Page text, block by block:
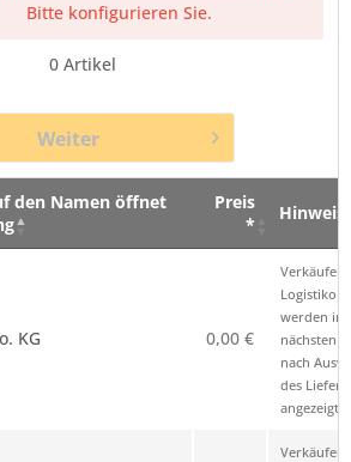
Bitte konfigurieren Sie.
0 Artikel
Weiter
den Namen öffnet
Preis
*
Hinweis
KG 0,00 €
Verkäufer
werden im
nächsten
nach
des
angezeigt.
Verkäufer